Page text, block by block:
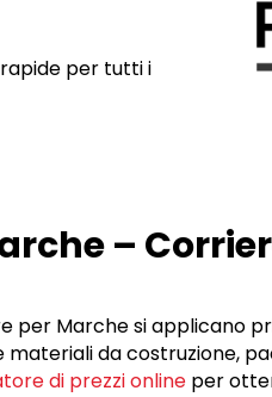
per tutti i
–
per Marche si applicano
da costruzione,
di prezzi online per